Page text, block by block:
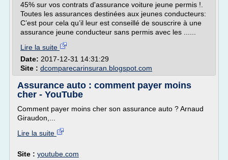
45% sur vos contrats d'assurance voiture jeune permis !.
Toutes les assurances destinées aux jeunes conducteurs:
C’est pour cela qu’il leur est conseillé de souscrire à une
assurance jeune conducteur sans permis avec les ......
Lire la suite
Date: 2017-12-31 14:31:29
Site : dcomparecarinsuran.blogspot.com
Assurance auto : comment payer moins
cher - YouTube
Comment payer moins cher son assurance auto ? Arnaud
Giraudon,...
Lire la suite
Site : youtube.com